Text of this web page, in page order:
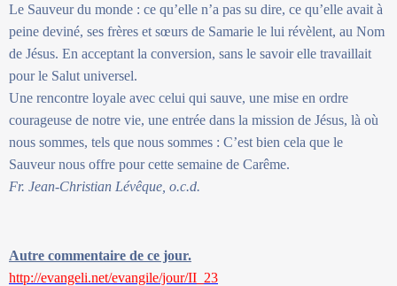
Le Sauveur du monde : ce qu’elle n’a pas su dire, ce qu’elle avait à
peine deviné, ses frères et sœurs de Samarie le lui révèlent, au Nom
de Jésus. En acceptant la conversion, sans le savoir elle travaillait
pour le Salut universel.
Une rencontre loyale avec celui qui sauve, une mise en ordre
courageuse de notre vie, une entrée dans la mission de Jésus, là où
nous sommes, tels que nous sommes : C’est bien cela que le
Sauveur nous offre pour cette semaine de Carême.
Fr. Jean-Christian Lévêque, o.c.d.
Autre commentaire de ce jour.
http://evangeli.net/evangile/jour/II_23